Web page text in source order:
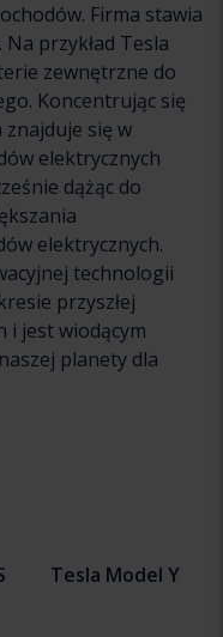
Firma stawia
przykład Tesla
zewnętrzne do
Koncentrując się
się w
elektrycznych
dążąc do
elektrycznych.
technologii
przyszłej
i jest wiodącym
planety dla
Tesla Model Y